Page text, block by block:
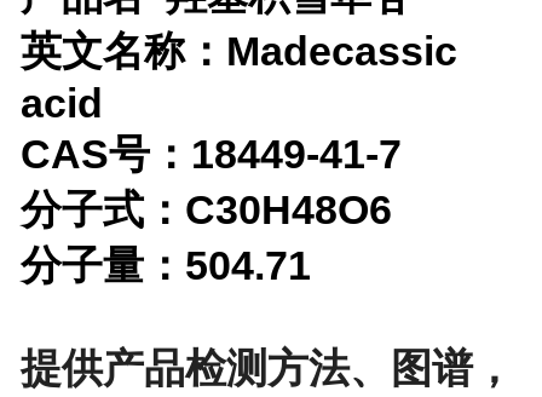
英文名称：Madecassic
acid
CAS号：18449-41-7
分子式：C30H48O6
分子量：504.71
提供产品检测方法、图谱，